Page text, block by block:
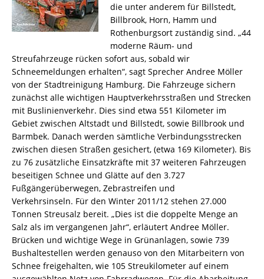
die unter anderem für Billstedt,
Billbrook, Horn, Hamm und
Rothenburgsort zuständig sind. „44
moderne Räum- und
Streufahrzeuge rücken sofort aus, sobald wir
Schneemeldungen erhalten“, sagt Sprecher Andree Möller
von der Stadtreinigung Hamburg. Die Fahrzeuge sichern
zunächst alle wichtigen Hauptverkehrsstraßen und Strecken
mit Buslinienverkehr. Dies sind etwa 551 Kilometer im
Gebiet zwischen Altstadt und Billstedt, sowie Billbrook und
Barmbek. Danach werden sämtliche Verbindungsstrecken
zwischen diesen Straßen gesichert, (etwa 169 Kilometer). Bis
zu 76 zusätzliche Einsatzkräfte mit 37 weiteren Fahrzeugen
beseitigen Schnee und Glätte auf den 3.727
Fußgängerüberwegen, Zebrastreifen und
Verkehrsinseln. Für den Winter 2011/12 stehen 27.000
Tonnen Streusalz bereit. „Dies ist die doppelte Menge an
Salz als im vergangenen Jahr“, erläutert Andree Möller.
Brücken und wichtige Wege in Grünanlagen, sowie 739
Bushaltestellen werden genauso von den Mitarbeitern von
Schnee freigehalten, wie 105 Streukilometer auf einem